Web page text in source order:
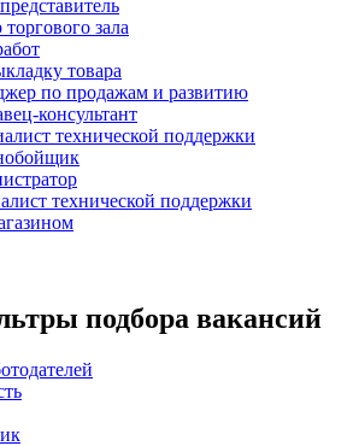
зала
товара
по продажам и развитию
консультант
технической поддержки
технической поддержки
подбора вакансий